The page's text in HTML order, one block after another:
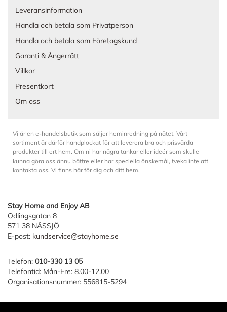
Leveransinformation
Handla och betala som Privatperson
Handla och betala som Företagskund
Garanti & Ångerrätt
Villkor
Presentkort
Om oss
Vi är en e-handelsbutik som säljer heminredning på nätet. Vårt
sortiment är därför handplockat för att leverera bra och prisvärda
produkter till ert hem. Om ni har några tankar eller ideér som skulle
kunna göra oss ännu bättre eller har speciella önskemål, tveka inte att
kontakta oss. Vi finns här för dig och ditt hem.
Stay Home and Enjoy AB
Odlingsgatan 8
571 38 NÄSSJÖ
E-post: kundservice@stayhome.se
Telefon: 010-330 13 05
Telefontid: Mån-Fre: 8.00-12.00
Organisationsnummer: 556815-5294